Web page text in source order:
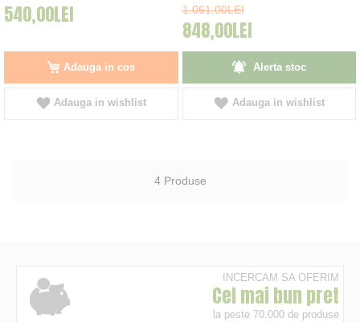
540,00LEI
Adauga in cos
Adauga in wishlist
1.061,00LEI
848,00LEI
Alerta stoc
Adauga in wishlist
4Produse
INCERCAM SA OFERIM
Cel mai bun pret
la peste 70.000 de produse